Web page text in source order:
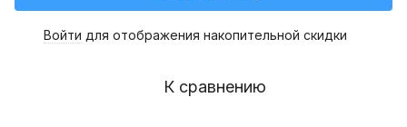
Войти для отображения накопительной скидки
К сравнению